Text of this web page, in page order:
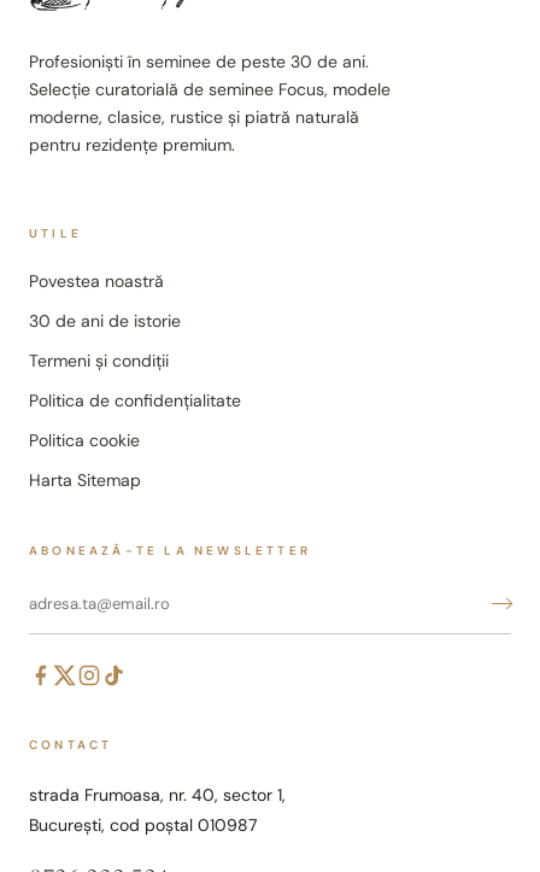
Profesioniști în seminee de peste 30 de ani.
Selecție curatorială de seminee Focus, modele
moderne, clasice, rustice și piatră naturală
pentru rezidențe premium.
UTILE
Povestea noastră
30 de ani de istorie
Termeni și condiții
Politica de confidențialitate
Politica cookie
Harta Sitemap
ABONEAZĂ-TE LA NEWSLETTER
CONTACT
strada Frumoasa, nr. 40, sector 1,
București, cod poștal 010987